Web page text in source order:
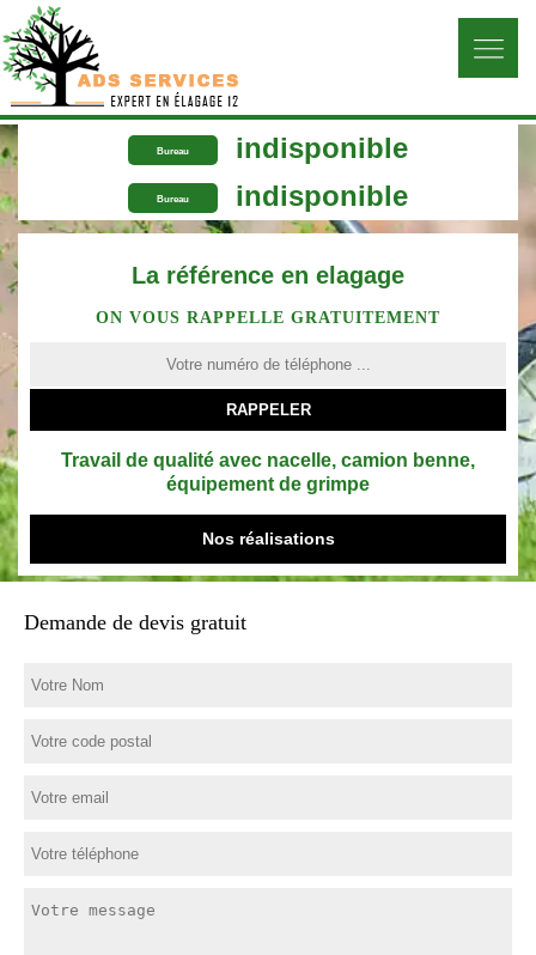
Bureau indisponible
Bureau indisponible
La référence en elagage
ON VOUS RAPPELLE GRATUITEMENT
Travail de qualité avec nacelle, camion benne,
équipement de grimpe
Nos réalisations
Demande de devis gratuit